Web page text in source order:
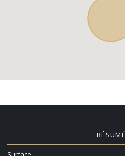
RÉSUMÉ
Surface